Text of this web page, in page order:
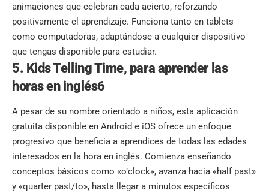
animaciones que celebran cada acierto, reforzando
positivamente el aprendizaje. Funciona tanto en tablets
como computadoras, adaptándose a cualquier dispositivo
que tengas disponible para estudiar.
5. Kids Telling Time, para aprender las
horas en inglés6
A pesar de su nombre orientado a niños, esta aplicación
gratuita disponible en Android e iOS ofrece un enfoque
progresivo que beneficia a aprendices de todas las edades
interesados en la hora en inglés. Comienza enseñando
conceptos básicos como «o’clock», avanza hacia «half past»
y «quarter past/to», hasta llegar a minutos específicos